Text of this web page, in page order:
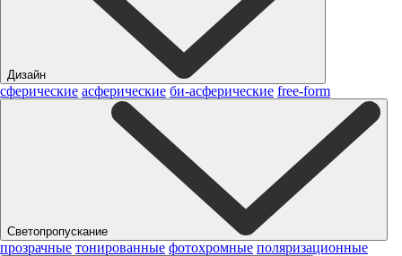
Дизайн
сферические асферические би-асферические free-form
Светопропускание
прозрачные тонированные фотохромные поляризационные